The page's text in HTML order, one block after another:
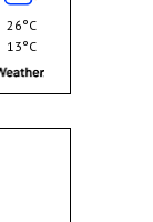
26°C
13°C